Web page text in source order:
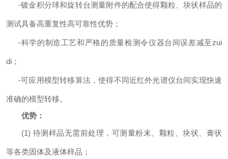
-镀金积分球和旋转台测量附件的配合使得颗粒、块状样品的
测试具备高重复性高可靠性优势；
-科学的制造工艺和严格的质量检测令仪器台间误差减至zui
di；
-可应用模型转移算法，使得不同近红外光谱仪台间实现快速
准确的模型转移。
优势：
(1) 待测样品无需前处理，可测量粉末、颗粒、块状、膏状
等各类固体及液体样品；